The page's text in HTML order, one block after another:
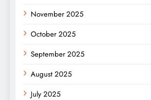
November 2025
October 2025
September 2025
August 2025
July 2025